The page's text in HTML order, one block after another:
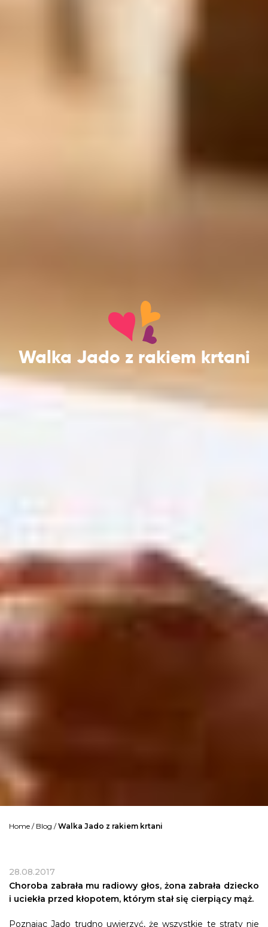
Walka Jado z rakiem krtani
Home / Blog /Walka Jado z rakiem krtani
28.08.2017
Choroba zabrała mu radiowy głos, żona zabrała dziecko
i uciekła przed kłopotem, którym stał się cierpiący mąż.
Poznając Jado trudno uwierzyć, że wszystkie te straty nie